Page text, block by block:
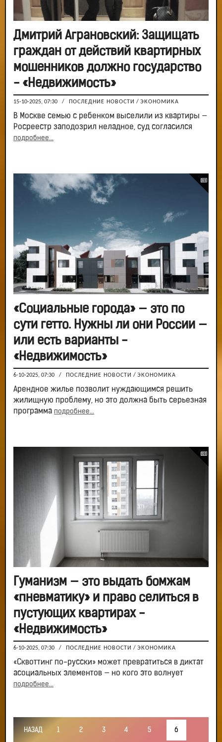
Дмитрий Аграновский: Защищать
граждан от действий квартирных
мошенников должно государство
- «Недвижимость»
15-10-2025, 07:30 / ПОСЛЕДНИЕ НОВОСТИ / ЭКОНОМИКА
В Москве семью с ребенком выселили из квартиры —
Росреестр заподозрил неладное, суд согласился
подробнее...
«Социальные города» — это по
сути гетто. Нужны ли они России —
или есть варианты -
«Недвижимость»
6-10-2025, 07:30 / ПОСЛЕДНИЕ НОВОСТИ / ЭКОНОМИКА
Арендное жилье позволит нуждающимся решить
жилищную проблему, но это должна быть серьезная
программа подробнее...
Гуманизм — это выдать бомжам
«пневматику» и право селиться в
пустующих квартирах -
«Недвижимость»
6-10-2025, 07:30 / ПОСЛЕДНИЕ НОВОСТИ / ЭКОНОМИКА
«Сквоттинг по-русски» может превратиться в диктат
асоциальных элементов — но кого это волнует
подробнее...
НАЗАД 1 2 3 4 5 6